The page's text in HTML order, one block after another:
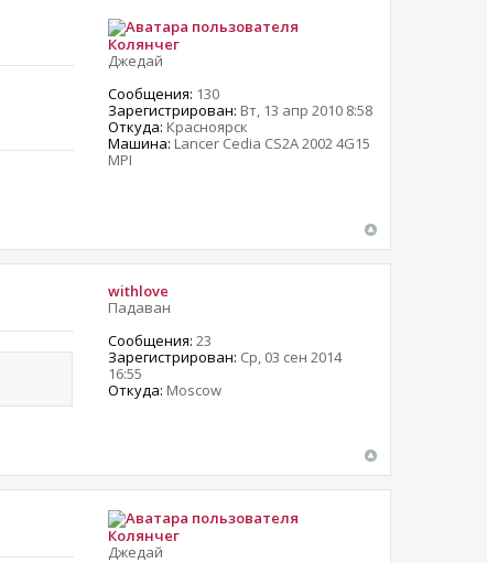
Колянчег
Джедай
Сообщения: 130
Зарегистрирован: Вт, 13 апр 2010 8:58
Откуда: Красноярск
Машина: Lancer Cedia CS2A 2002 4G15
MPI
withlove
Падаван
Сообщения: 23
Зарегистрирован: Ср, 03 сен 2014
16:55
Откуда: Moscow
Колянчег
Джедай